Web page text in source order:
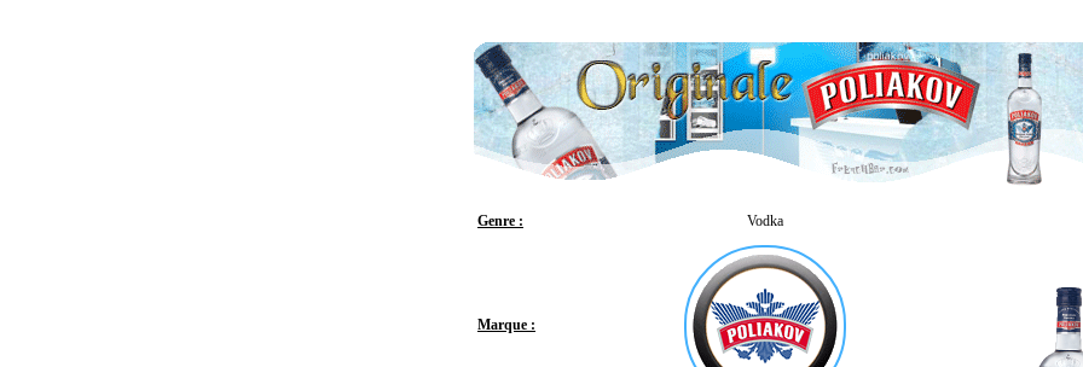
Genre : Vodka
Marque :